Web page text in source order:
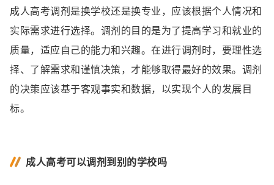
成人高考调剂是换学校还是换专业，应该根据个人情况和
实际需求进行选择。调剂的目的是为了提高学习和就业的
质量，适应自己的能力和兴趣。在进行调剂时，要理性选
择、了解需求和谨慎决策，才能够取得最好的效果。调剂
的决策应该基于客观事实和数据，以实现个人的发展目
标。
成人高考可以调剂到别的学校吗